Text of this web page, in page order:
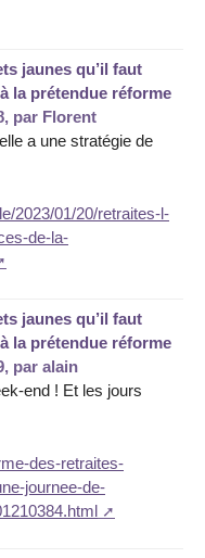
jaunes qu’il faut
la prétendue réforme
, par Florent
a une stratégie de
2023/01/20/retraites-l-
de-la-
jaunes qu’il faut
la prétendue réforme
, par alain
end ! Et les jours
des-retraites-
journee-de-